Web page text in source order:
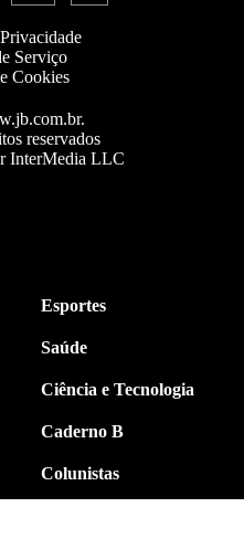
Serviço
Cookies
reservados
InterMedia LLC
Esportes
Saúde
Ciência e Tecnologia
Caderno B
Colunistas